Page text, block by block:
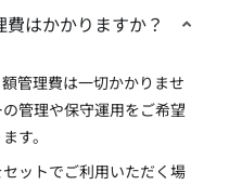
はかかりますか？
管理費は一切かかりませ
管理や保守運用をご希望
す。
ットでご利用いただく場